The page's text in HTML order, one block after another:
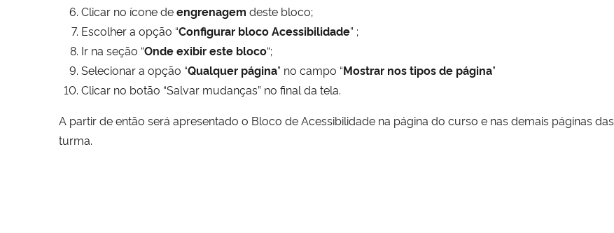
Clicar no ícone deengrenagem deste bloco;
Escolher a opção “Configurar bloco Acessibilidade” ;
Ir na seção “Onde exibir este bloco“;
Selecionar a opção “Qualquer página” no campo “Mostrar nos tipos de página”
Clicar no botão “Salvar mudanças” no final da tela.
A partir de então será apresentado o Bloco de Acessibilidade na página do curso e nas demais páginas
turma.